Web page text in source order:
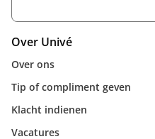
Over Univé
Over ons
Tip of compliment geven
Klacht indienen
Vacatures